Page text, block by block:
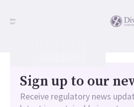
Sign up to our
Receive regulatory news